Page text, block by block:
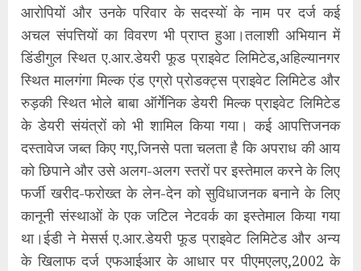
आरोपियों और उनके परिवार के सदस्यों के नाम पर दर्ज कई
अचल संपत्तियों का विवरण भी प्राप्त हुआ।तलाशी अभियान में
डिंडीगुल स्थित ए.आर.डेयरी फूड प्राइवेट लिमिटेड,अहिल्यानगर
स्थित मालगंगा मिल्क एंड एग्रो प्रोडक्ट्स प्राइवेट लिमिटेड और
रुड़की स्थित भोले बाबा ऑर्गेनिक डेयरी मिल्क प्राइवेट लिमिटेड
के डेयरी संयंत्रों को भी शामिल किया गया। कई आपत्तिजनक
दस्तावेज जब्त किए गए,जिनसे पता चलता है कि अपराध की आय
को छिपाने और उसे अलग-अलग स्तरों पर इस्तेमाल करने के लिए
फर्जी खरीद-फरोख्त के लेन-देन को सुविधाजनक बनाने के लिए
कानूनी संस्थाओं के एक जटिल नेटवर्क का इस्तेमाल किया गया
था।ईडी ने मेसर्स ए.आर.डेयरी फूड प्राइवेट लिमिटेड और अन्य
के खिलाफ दर्ज एफआईआर के आधार पर पीएमएलए,2002 के